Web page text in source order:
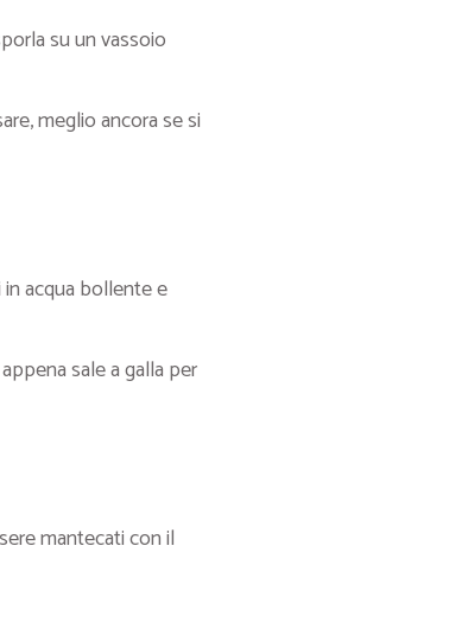
su un vassoio
meglio ancora se si
acqua bollente e
sale a galla per
mantecati con il